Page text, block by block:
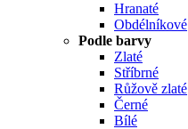
Hranaté
Obdélníkové
Podle barvy
Zlaté
Stříbrné
Růžově zlaté
Černé
Bílé